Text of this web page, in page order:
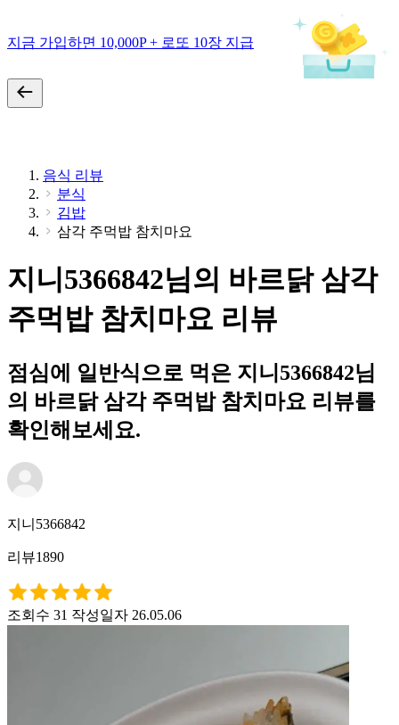
지금 가입하면 10,000P + 로또 10장 지급
음식 리뷰
분식
김밥
삼각 주먹밥 참치마요
지니5366842님의 바르닭 삼각
주먹밥 참치마요 리뷰
점심에 일반식으로 먹은 지니5366842님
의 바르닭 삼각 주먹밥 참치마요 리뷰를
확인해보세요.
지니5366842
리뷰1890
조회수 31 작성일자 26.05.06